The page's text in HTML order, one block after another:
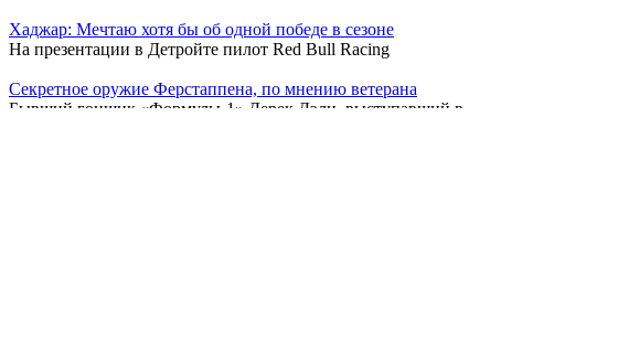
Хаджар: Мечтаю хотя бы об одной победе в сезоне
На презентации в Детройте пилот Red Bull Racing
Секретное оружие Ферстаппена, по мнению ветерана
Бывший гонщик «Формулы-1» Дерек Дэли, выступавший в